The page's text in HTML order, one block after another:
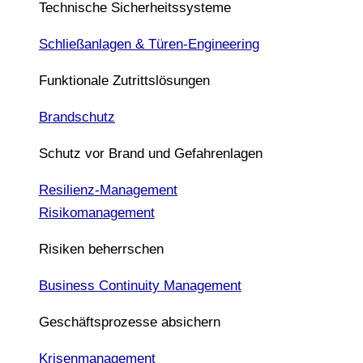
Technische Sicherheitssysteme
Schließanlagen & Türen-Engineering
Funktionale Zutrittslösungen
Brandschutz
Schutz vor Brand und Gefahrenlagen
Resilienz-Management
Risikomanagement
Risiken beherrschen
Business Continuity Management
Geschäftsprozesse absichern
Krisenmanagement